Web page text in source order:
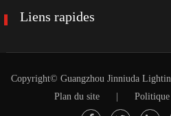
Liens rapides
Copyright© Guangzhou Jinniuda
Plan du site